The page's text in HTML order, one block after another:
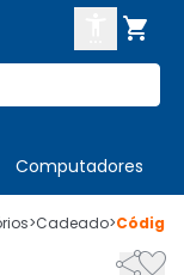

Computadores
>Cadeado>Código
